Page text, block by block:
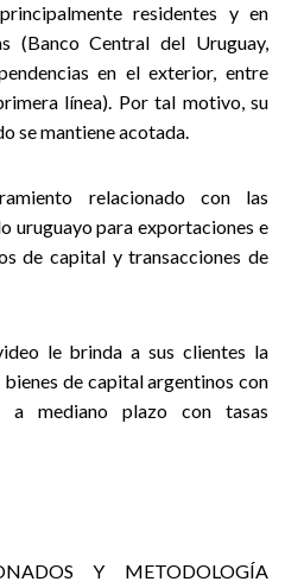
residentes y en
(Banco Central del Uruguay,
en el exterior, entre
línea). Por tal motivo, su
se mantiene acotada.
relacionado con las
uruguayo para exportaciones e
de capital y transacciones de
le brinda a sus clientes la
de capital argentinos con
a mediano plazo con tasas
Y METODOLOGÍA